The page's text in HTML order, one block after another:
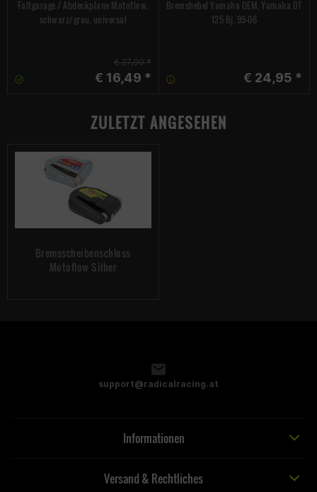
Faltgarage / Abdeckplane Motoflow,
schwarz/grau, universal
€ 27,90 *
€ 16,49 *
Bremshebel Yamaha OEM, Yamaha DT
125 Bj. 99-06
€ 24,95 *
ZULETZT ANGESEHEN
Bremsscheibenschloss
Motoflow Silber
support@radicalracing.at
Informationen
Versand & Rechtliches